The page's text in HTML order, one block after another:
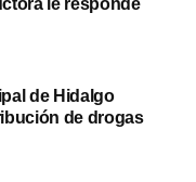
de Hidalgo
de drogas